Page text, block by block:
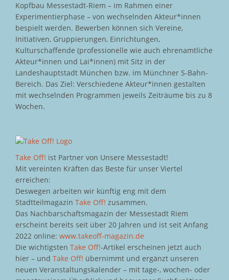
Kopfbau Messestadt-Riem – im Rahmen einer
Experimentierphase – von wechselnden Akteur*innen
bespielt werden. Bewerben können sich Vereine,
Initiativen, Gruppierungen, Einrichtungen,
Kulturschaffende (professionelle wie auch ehrenamtliche
Akteur*innen und Lai*innen) mit Sitz in der
Landeshauptstadt München bzw. im Münchner S-Bahn-
Bereich. Das Ziel: Verschiedene Akteur*innen gestalten
mit wechselnden Programmen jeweils Zeiträume bis zu 8
Wochen.
Take Off! ist Partner von Unsere Messestadt!
Mit vereinten Kräften das Beste für unser Viertel
erreichen:
Deswegen arbeiten wir künftig eng mit dem
Stadtteilmagazin Take Off! zusammen.
Das Nachbarschaftsmagazin der Messestadt Riem
erscheint bereits seit über 20 Jahren und ist seit Anfang
2022 online: www.takeoff-magazin.de
Die wichtigsten Take Off!-Artikel erscheinen jetzt auch
hier – und Take Off! übernimmt und ergänzt unseren
neuen Veranstaltungskalender – mit tage-, wochen- oder